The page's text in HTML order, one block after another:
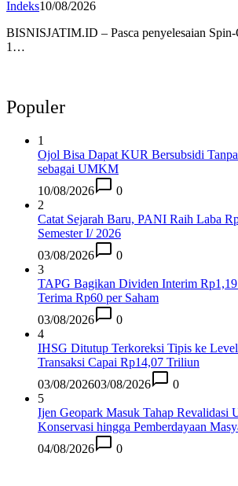
Indeks10/08/2026
BISNISJATIM.ID – Pasca penyelesaian
1…
Populer
1
Ojol Bisa Dapat KUR Bersubsidi
sebagai UMKM
10/08/2026
0
2
Catat Sejarah Baru, PANI Raih Laba
Semester I/ 2026
03/08/2026
0
3
TAPG Bagikan Dividen Interim
Terima Rp60 per Saham
03/08/2026
0
4
IHSG Ditutup Terkoreksi Tipis ke
Transaksi Capai Rp14,07 Triliun
03/08/202603/08/2026
0
5
Ijen Geopark Masuk Tahap Revalidasi
Konservasi hingga Pemberdayaan
04/08/2026
0